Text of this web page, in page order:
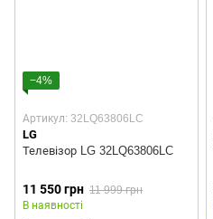
−4%
Артикул: 32LQ63806LC
LG
Телевізор LG 32LQ63806LC
11 550 грн 11 999 грн
В наявності